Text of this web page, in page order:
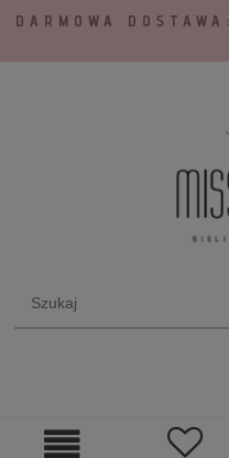
DARMOWA DOSTAWA: